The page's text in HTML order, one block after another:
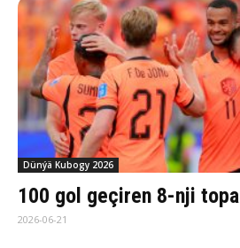
Dünýä Kubogy 2026
100 gol geçiren 8-nji
2026-06-21